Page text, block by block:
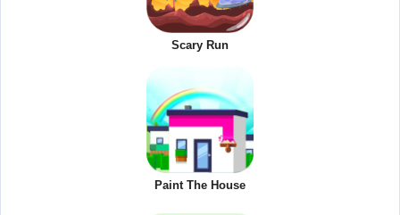
Scary Run
Paint The House